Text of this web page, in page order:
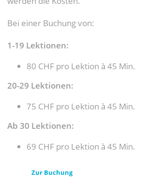
Bei einer Buchung von:
1-19 Lektionen:
80 CHF pro Lektion à 45 Min.
20-29 Lektionen:
75 CHF pro Lektion à 45 Min.
Ab 30 Lektionen:
69 CHF pro Lektion à 45 Min.
Zur Buchung